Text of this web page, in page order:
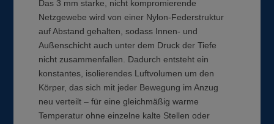
Das 3 mm starke, nicht kompromierende
Netzgewebe wird von einer Nylon-Federstruktur
auf Abstand gehalten, sodass Innen- und
Außenschicht auch unter dem Druck der Tiefe
nicht zusammenfallen. Dadurch entsteht ein
konstantes, isolierendes Luftvolumen um den
Körper, das sich mit jeder Bewegung im Anzug
neu verteilt – für eine gleichmäßig warme
Temperatur ohne einzelne kalte Stellen oder